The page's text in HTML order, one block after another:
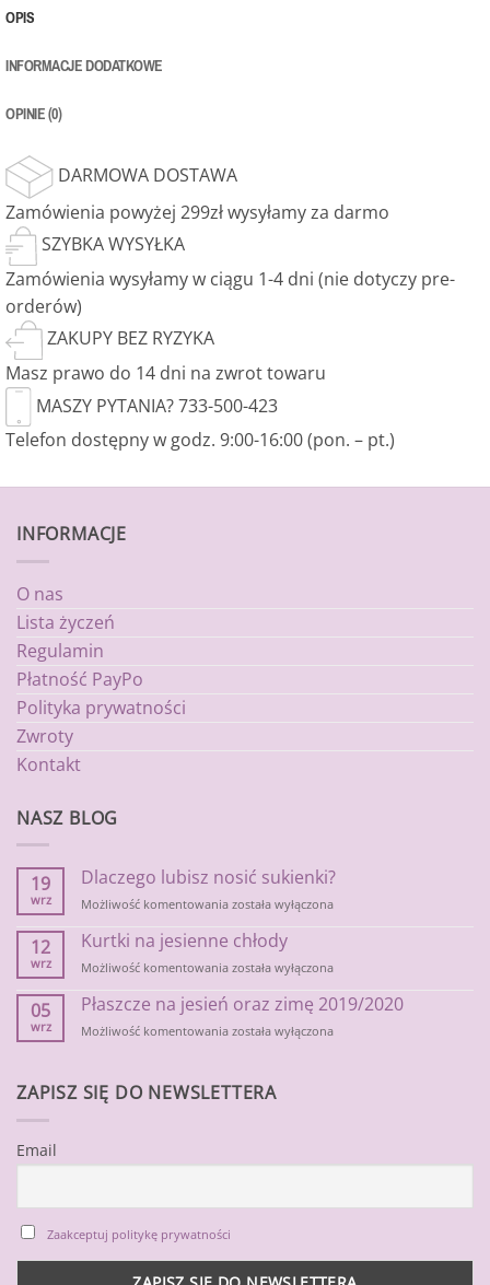
OPIS
INFORMACJE DODATKOWE
OPINIE (0)
DARMOWA DOSTAWA
Zamówienia powyżej 299zł wysyłamy za darmo
SZYBKA WYSYŁKA
Zamówienia wysyłamy w ciągu 1-4 dni (nie dotyczy pre-
orderów)
ZAKUPY BEZ RYZYKA
Masz prawo do 14 dni na zwrot towaru
MASZY PYTANIA? 733-500-423
Telefon dostępny w godz. 9:00-16:00 (pon. – pt.)
INFORMACJE
O nas
Lista życzeń
Regulamin
Płatność PayPo
Polityka prywatności
Zwroty
Kontakt
NASZ BLOG
19
wrz
Dlaczego lubisz nosić sukienki?
Możliwość komentowania Dlaczego
nosić
została wyłączona
12
wrz
Kurtki na jesienne chłody
Możliwość komentowania Kurtki
jesienne
została wyłączona
05
wrz
Płaszcze na jesień oraz zimę 2019/2020
Możliwość komentowania Płaszcze
oraz
zimę
została wyłączona
ZAPISZ SIĘ DO NEWSLETTERA
Email
Zaakceptuj politykę prywatności